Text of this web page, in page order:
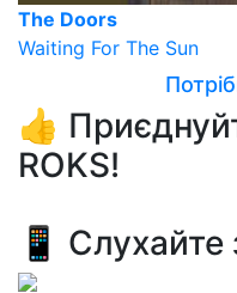
The Doors
Waiting For The Sun
👍
ROKS!
📱 Слухайте